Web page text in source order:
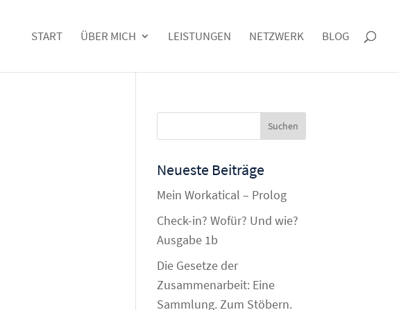
START ÜBER MICH LEISTUNGEN NETZWERK BLOG
Neueste Beiträge
Mein Workatical – Prolog
Check-in? Wofür? Und wie?
Ausgabe 1b
Die Gesetze der
Zusammenarbeit: Eine
Sammlung. Zum Stöbern.